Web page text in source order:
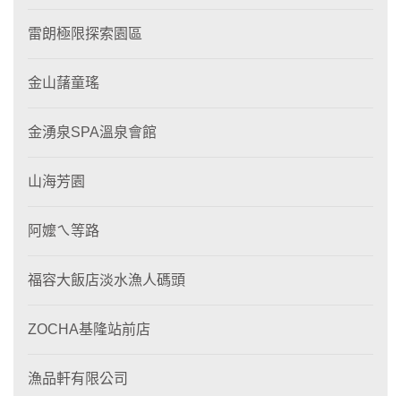
雷朗極限探索園區
金山藷童瑤
金湧泉SPA溫泉會館
山海芳園
阿嬤ㄟ等路
福容大飯店淡水漁人碼頭
ZOCHA基隆站前店
漁品軒有限公司